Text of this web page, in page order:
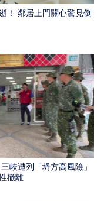
！ 鄰居上門關心驚見倒
峽遭列「坍方高風險」
撤離